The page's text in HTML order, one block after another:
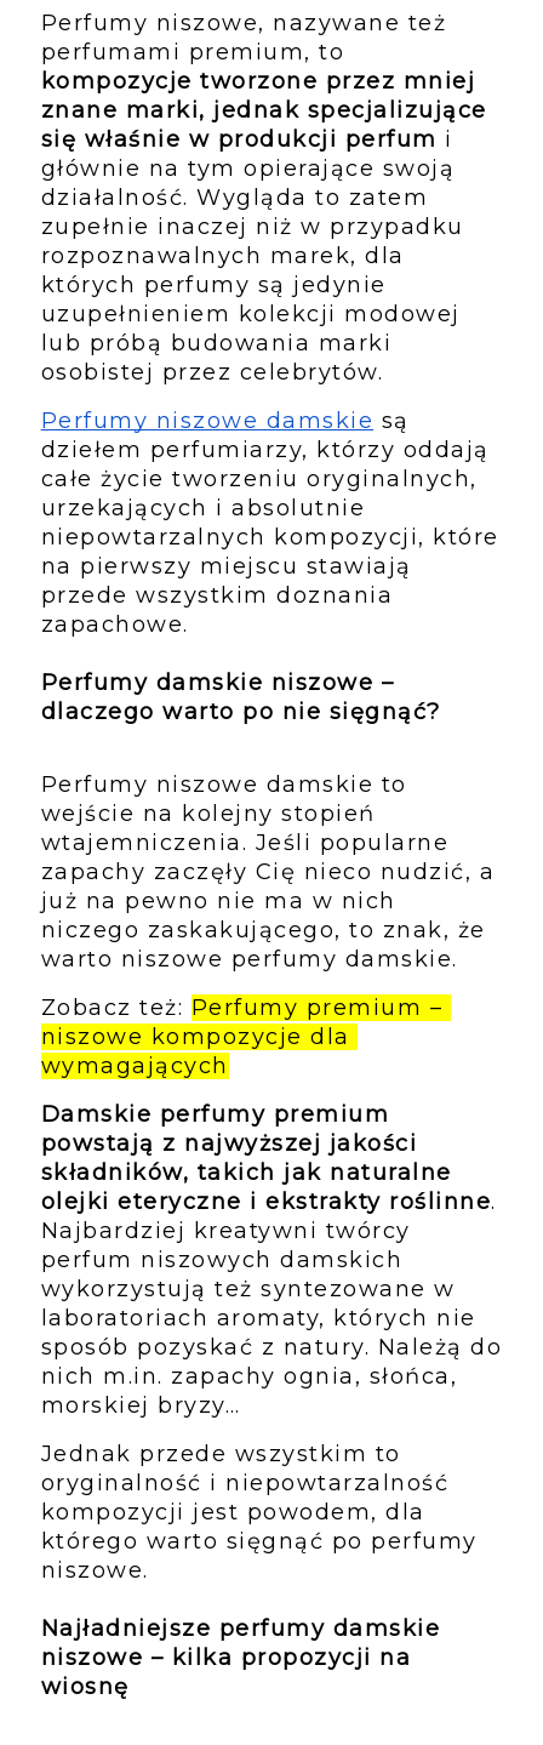
Perfumy niszowe, nazywane też
kompozycje tworzone przez mniej
znane marki, jednak specjalizujące
się właśnie w produkcji perfum i
głównie na tym opierające swoją
działalność. Wygląda to zatem
zupełnie inaczej niż w przypadku
rozpoznawalnych marek, dla
których perfumy są jedynie
uzupełnieniem kolekcji modowej
lub próbą budowania marki
osobistej przez celebrytów.
Perfumy niszowe damskie są
dziełem perfumiarzy, którzy oddają
całe życie tworzeniu oryginalnych,
urzekających i absolutnie
niepowtarzalnych kompozycji, które
na pierwszy miejscu stawiają
przede wszystkim doznania
zapachowe.
Perfumy damskie niszowe –
dlaczego warto po nie sięgnąć?
Perfumy niszowe damskie to
wejście na kolejny stopień
wtajemniczenia. Jeśli popularne
zapachy zaczęły Cię nieco nudzić, a
już na pewno nie ma w nich
niczego zaskakującego, to znak, że
warto niszowe perfumy damskie.
Zobacz też: Perfumy premium –
niszowe kompozycje dla
wymagających
Damskie perfumy premium
powstają z najwyższej jakości
składników, takich jak naturalne
olejki eteryczne i ekstrakty roślinne.
Najbardziej kreatywni twórcy
perfum niszowych damskich
wykorzystują też syntezowane w
laboratoriach aromaty, których nie
sposób pozyskać z natury. Należą do
nich m.in. zapachy ognia, słońca,
morskiej bryzy…
Jednak przede wszystkim to
oryginalność i niepowtarzalność
kompozycji jest powodem, dla
którego warto sięgnąć po perfumy
niszowe.
Najładniejsze perfumy damskie
niszowe – kilka propozycji na
wiosnę